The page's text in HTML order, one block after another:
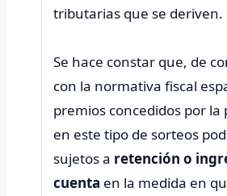
tributarias que se deriven.
Se hace constar que, de
con la normativa fiscal
premios concedidos por la
en este tipo de sorteos
sujetos a retención o
cuenta en la medida en